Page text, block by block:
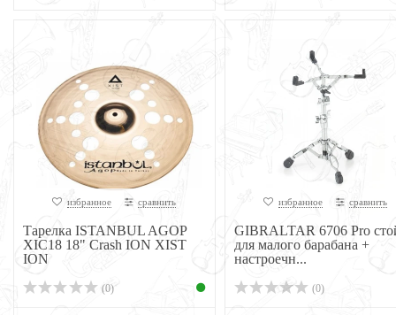
избранное сравнить
Тарелка ISTANBUL AGOP
XIC18 18" Crash ION XIST
ION
(0)
избранное сравнить
GIBRALTAR 6706 Pro
для малого барабана +
настроечн...
(0)